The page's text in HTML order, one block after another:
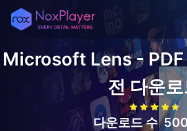
Microsoft Lens -
전 다운
다운로드 수